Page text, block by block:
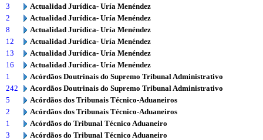
3
Actualidad Jurídica- Uría Menéndez
2
Actualidad Jurídica- Uría Menéndez
8
Actualidad Jurídica- Uría Menéndez
12
Actualidad Jurídica- Uría Menéndez
13
Actualidad Jurídica- Uría Menéndez
16
Actualidad Jurídica- Uría Menéndez
1
Acórdãos Doutrinais do Supremo Tribunal Administrativo
242
Acordãos Doutrinais do Supremo Tribunal Administrativo
5
Acórdãos dos Tribunais Técnico-Aduaneiros
2
Acórdãos dos Tribunais Técnico-Aduaneiros
1
Acórdãos do Tribunal Técnico Aduaneiro
3
Acórdãos do Tribunal Técnico Aduaneiro